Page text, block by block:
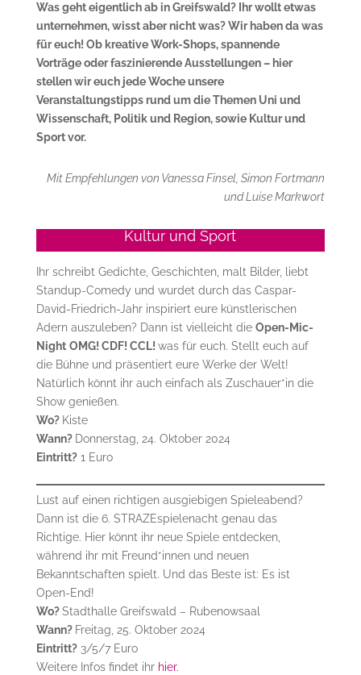
Was geht eigentlich ab in Greifswald? Ihr wollt etwas
unternehmen, wisst aber nicht was? Wir haben da was
für euch! Ob kreative Work-Shops, spannende
Vorträge oder faszinierende Ausstellungen – hier
stellen wir euch jede Woche unsere
Veranstaltungstipps rund um die Themen Uni und
Wissenschaft, Politik und Region, sowie Kultur und
Sport vor.
Mit Empfehlungen von Vanessa Finsel, Simon Fortmann
und Luise Markwort
Kultur und Sport
Ihr schreibt Gedichte, Geschichten, malt Bilder, liebt
Standup-Comedy und wurdet durch das Caspar-
David-Friedrich-Jahr inspiriert eure künstlerischen
Adern auszuleben? Dann ist vielleicht die Open-Mic-
Night OMG! CDF! CCL! was für euch. Stellt euch auf
die Bühne und präsentiert eure Werke der Welt!
Natürlich könnt ihr auch einfach als Zuschauer*in die
Show genießen.
Wo? Kiste
Wann? Donnerstag, 24. Oktober 2024
Eintritt?1 Euro
Lust auf einen richtigen ausgiebigen Spieleabend?
Dann ist die 6. STRAZEspielenacht genau das
Richtige. Hier könnt ihr neue Spiele entdecken,
während ihr mit Freund*innen und neuen
Bekanntschaften spielt. Und das Beste ist: Es ist
Open-End!
Wo?Stadthalle Greifswald – Rubenowsaal
Wann? Freitag, 25. Oktober 2024
Eintritt?3/5/7 Euro
Weitere Infos findet ihr hier.